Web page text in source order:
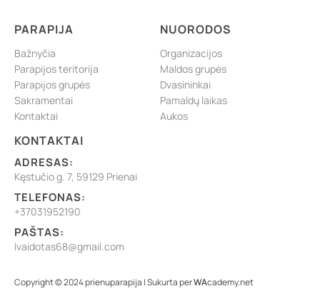
PARAPIJA
Bažnyčia
Parapijos teritorija
Parapijos grupės
Sakramentai
Kontaktai
NUORODOS
Organizacijos
Maldos grupės
Dvasininkai
Pamaldų laikas
Aukos
KONTAKTAI
ADRESAS:
Kęstučio g. 7, 59129 Prienai
TELEFONAS:
+37031952190
PAŠTAS:
lvaidotas68@gmail.com
Copyright © 2024 prienuparapija | Sukurta perWAcademy.net